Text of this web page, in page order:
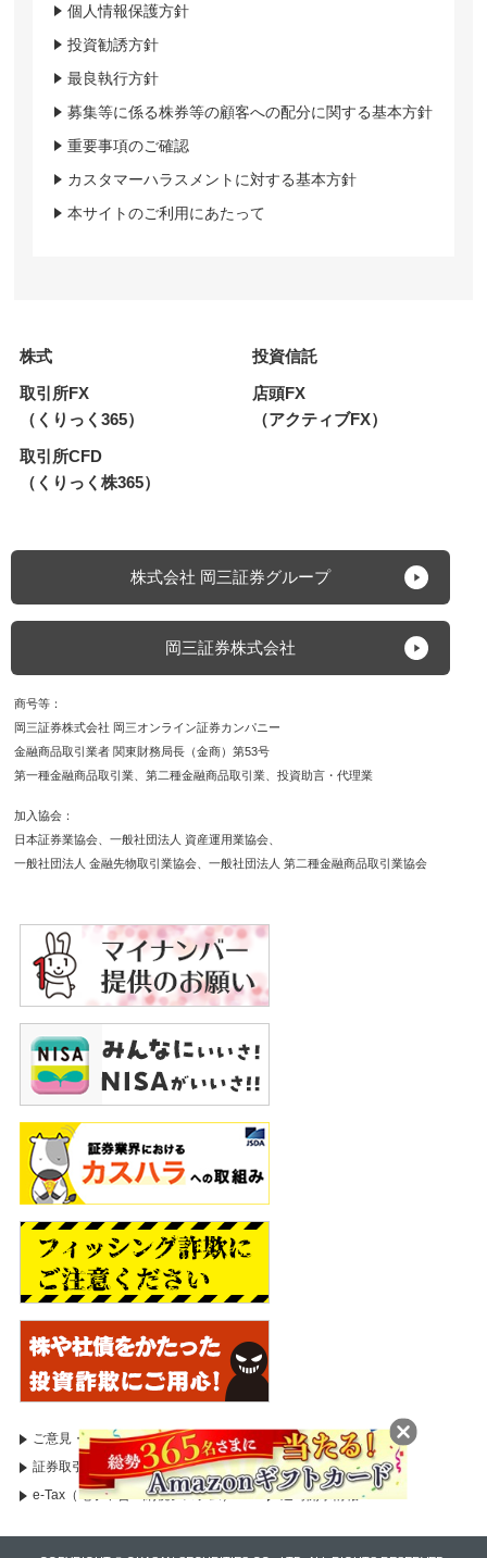
個人情報保護方針
投資勧誘方針
最良執行方針
募集等に係る株券等の顧客への配分に関する基本方針
重要事項のご確認
カスタマーハラスメントに対する基本方針
本サイトのご利用にあたって
株式
投資信託
取引所FX
（くりっく365）
店頭FX
（アクティブFX）
取引所CFD
（くりっく株365）
株式会社 岡三証券グループ
岡三証券株式会社
商号等
岡三証券株式会社 岡三オンライン証券カンパニー
金融商品取引業者 関東財務局長（金商）第53号
第一種金融商品取引業
第二種金融商品取引業 投資助言・代理業
加入協会
日本証券業協会
一般社団法人 資産運用業協会
一般社団法人 金融先物取引業協会
一般社団法人 第二種金融商品取引業協会
ご意見・苦情等のお申出
証券取引等監視委員会
証券取引等監視委員会（情報受付）
国税庁
e-Tax（電子申告・納税システム）
適時開示情報